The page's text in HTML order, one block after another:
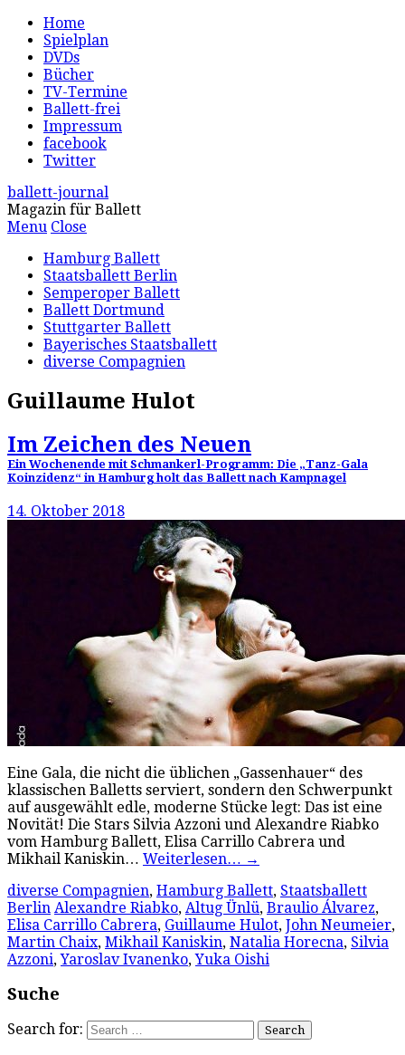
Home
Spielplan
DVDs
Bücher
TV-Termine
Ballett-frei
Impressum
facebook
Twitter
ballett-journal
Magazin für Ballett
Menu Close
Hamburg Ballett
Staatsballett Berlin
Semperoper Ballett
Ballett Dortmund
Stuttgarter Ballett
Bayerisches Staatsballett
diverse Compagnien
Guillaume Hulot
Im Zeichen des Neuen
Ein Wochenende mit Schmankerl-Programm: Die „Tanz-Gala
Koinzidenz“ in Hamburg holt das Ballett nach Kampnagel
14. Oktober 2018
Eine Gala, die nicht die üblichen „Gassenhauer“ des
klassischen Balletts serviert, sondern den Schwerpunkt
auf ausgewählt edle, moderne Stücke legt: Das ist eine
Novität! Die Stars Silvia Azzoni und Alexandre Riabko
vom Hamburg Ballett, Elisa Carrillo Cabrera und
Mikhail Kaniskin… Weiterlesen… →
diverse Compagnien, Hamburg Ballett, Staatsballett
Berlin Alexandre Riabko, Altug Ünlü, Braulio Álvarez,
Elisa Carrillo Cabrera, Guillaume Hulot, John Neumeier,
Martin Chaix, Mikhail Kaniskin, Natalia Horecna, Silvia
Azzoni,Yaroslav Ivanenko,Yuka Oishi
Suche
Search for: